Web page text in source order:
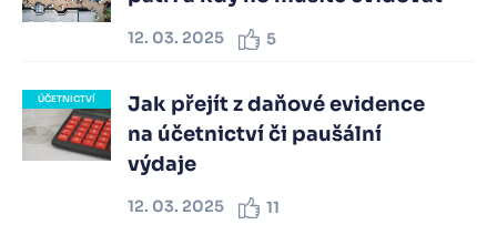
12. 03. 2025 5
ÚČETNICTVÍ
Jak přejít z daňové evidence
na účetnictví či paušální
výdaje
12. 03. 2025 11